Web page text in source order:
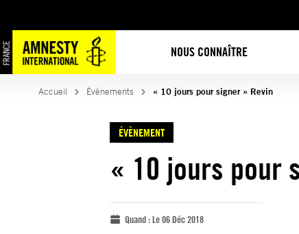
NOUS CONNAÎTRE
Accueil Évènements « 10 jours pour signer » Revin
ÉVÈNEMENT
« 10 jours pour
Quand :Le 06 Déc 2018